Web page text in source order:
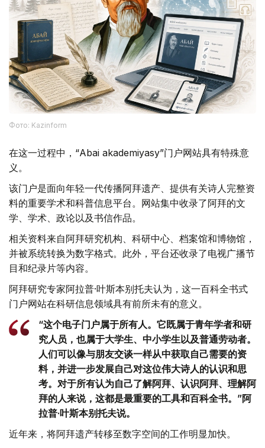
Фото: Kazinform
在这一过程中，“Abai akademiyasy”门户网站具有特殊意
义。
该门户是面向年轻一代传播阿拜遗产、提供有关诗人完整资
料的重要学术和科普信息平台。网站集中收录了阿拜的文
学、学术、政论以及书信作品。
相关资料来自阿拜研究机构、科研中心、档案馆和博物馆，
并被系统转换为数字格式。此外，平台还收录了电视广播节
目和纪录片等内容。
阿拜研究专家阿拉普·叶斯本别托夫认为，这一百科全书式
门户网站在科研信息领域具有前所未有的意义。
“这个电子门户属于所有人。它既属于青年学者和研
究人员，也属于大学生、中小学生以及普通劳动者。
人们可以像与朋友交谈一样从中获取自己需要的资
料，并进一步发展自己对这位伟大诗人的认识和思
考。对于所有认为自己了解阿拜、认识阿拜、理解阿
拜的人来说，这都是最重要的工具和百科全书。”阿
拉普·叶斯本别托夫说。
近年来，将阿拜遗产转移至数字空间的工作明显加快。